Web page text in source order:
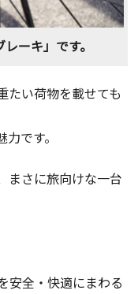
ーキ」です。
たい荷物を載せても
です。
まさに旅向けな一台
安全・快適にまわる